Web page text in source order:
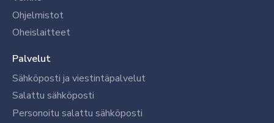
Ohjelmistot
Oheislaitteet
Palvelut
Sähköposti ja viestintäpalvelut
Salattu sähköposti
Personoitu salattu sähköposti